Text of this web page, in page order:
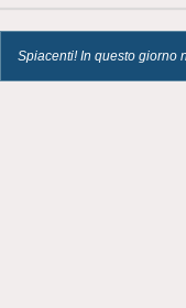
Spiacenti! In questo giorno